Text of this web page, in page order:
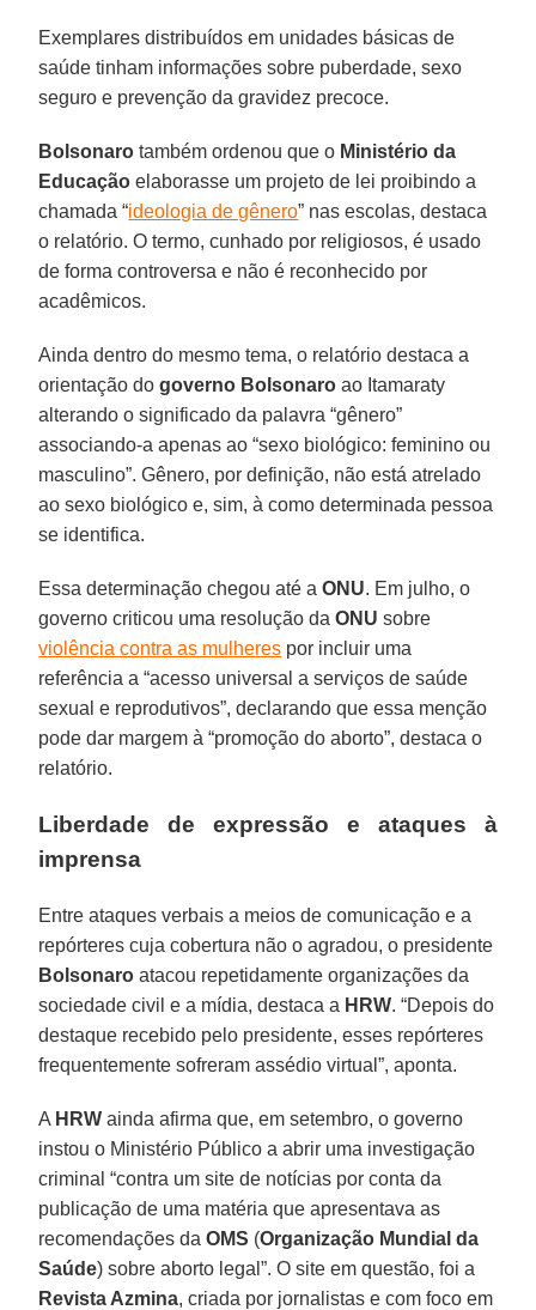
Exemplares distribuídos em unidades básicas de
saúde tinham informações sobre puberdade, sexo
seguro e prevenção da gravidez precoce.
Bolsonaro também ordenou que o Ministério da
Educação elaborasse um projeto de lei proibindo a
chamada “ideologia de gênero” nas escolas, destaca
o relatório. O termo, cunhado por religiosos, é usado
de forma controversa e não é reconhecido por
acadêmicos.
Ainda dentro do mesmo tema, o relatório destaca a
orientação dogoverno Bolsonaro ao Itamaraty
alterando o significado da palavra “gênero”
associando-a apenas ao “sexo biológico: feminino ou
masculino”. Gênero, por definição, não está atrelado
ao sexo biológico e, sim, à como determinada pessoa
se identifica.
Essa determinação chegou até aONU. Em julho, o
governo criticou uma resolução daONU sobre
violência contra as mulheres por incluir uma
referência a “acesso universal a serviços de saúde
sexual e reprodutivos”, declarando que essa menção
pode dar margem à “promoção do aborto”, destaca o
relatório.
Liberdade de expressão e ataques à
imprensa
Entre ataques verbais a meios de comunicação e a
repórteres cuja cobertura não o agradou, o presidente
Bolsonaro atacou repetidamente organizações da
sociedade civil e a mídia, destaca a HRW. “Depois do
destaque recebido pelo presidente, esses repórteres
frequentemente sofreram assédio virtual”, aponta.
A HRW ainda afirma que, em setembro, o governo
instou o Ministério Público a abrir uma investigação
criminal “contra um site de notícias por conta da
publicação de uma matéria que apresentava as
recomendações daOMS (Organização Mundial da
Saúde) sobre aborto legal”. O site em questão, foi a
Revista Azmina, criada por jornalistas e com foco em